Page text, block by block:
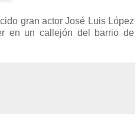
gran actor José Luis López
en un callejón del barrio de